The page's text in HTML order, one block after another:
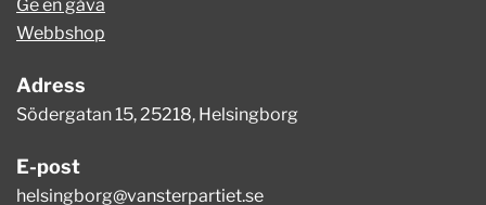
Ge en gåva
Webbshop
Adress
Södergatan 15, 25218, Helsingborg
E-post
helsingborg@vansterpartiet.se